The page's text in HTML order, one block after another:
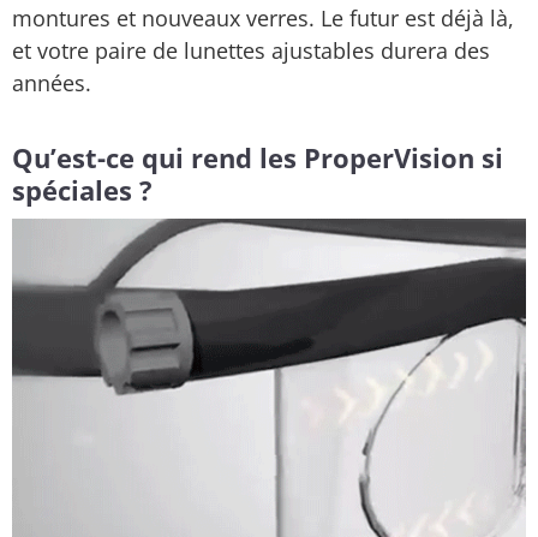
montures et nouveaux verres. Le futur est déjà là,
et votre paire de lunettes ajustables durera des
années.
Qu’est-ce qui rend les ProperVision si
spéciales ?